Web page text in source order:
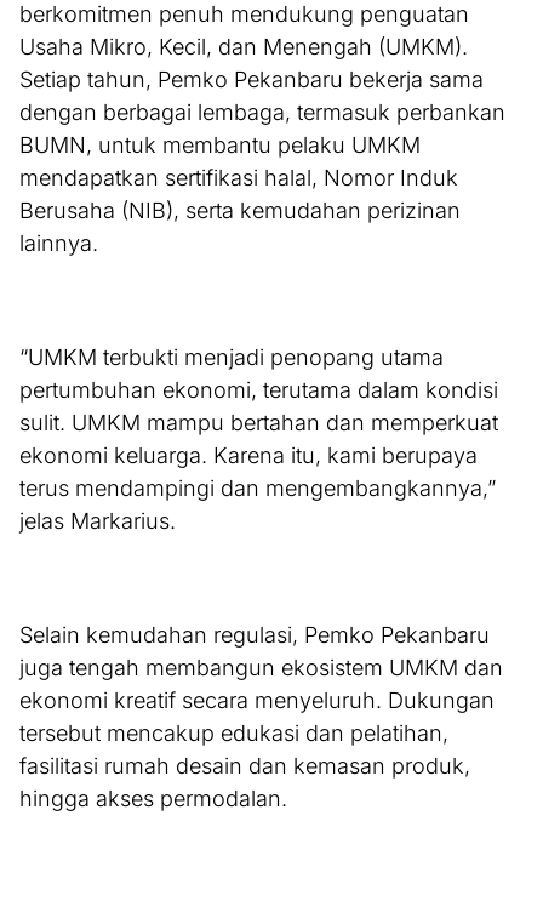
berkomitmen penuh mendukung penguatan
Usaha Mikro, Kecil, dan Menengah (UMKM).
Setiap tahun, Pemko Pekanbaru bekerja sama
dengan berbagai lembaga, termasuk perbankan
BUMN, untuk membantu pelaku UMKM
mendapatkan sertifikasi halal, Nomor Induk
Berusaha (NIB), serta kemudahan perizinan
lainnya.
“UMKM terbukti menjadi penopang utama
pertumbuhan ekonomi, terutama dalam kondisi
sulit. UMKM mampu bertahan dan memperkuat
ekonomi keluarga. Karena itu, kami berupaya
terus mendampingi dan mengembangkannya,”
jelas Markarius.
Selain kemudahan regulasi, Pemko Pekanbaru
juga tengah membangun ekosistem UMKM dan
ekonomi kreatif secara menyeluruh. Dukungan
tersebut mencakup edukasi dan pelatihan,
fasilitasi rumah desain dan kemasan produk,
hingga akses permodalan.